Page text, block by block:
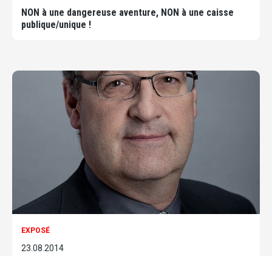
NON à une dangereuse aventure, NON à une caisse
publique/unique !
EXPOSÉ
23.08.2014